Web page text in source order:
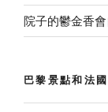
院子的鬱金香
巴黎景點和法